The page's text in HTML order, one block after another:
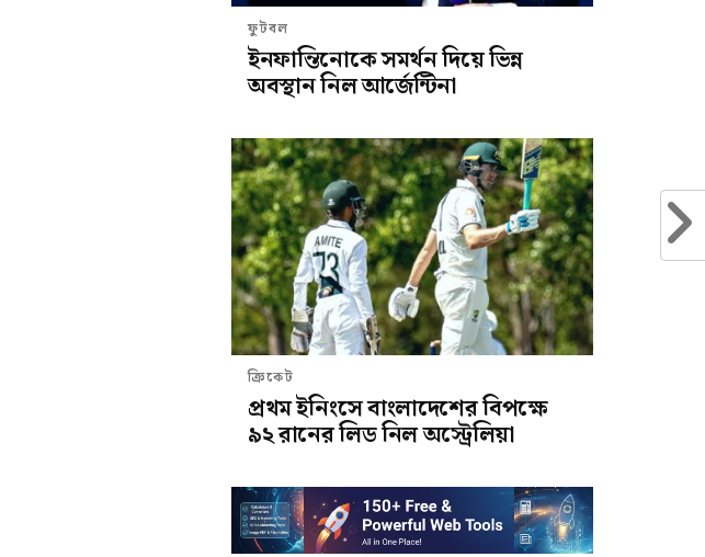
ফুটবল
ইনফান্তিনোকে সমর্থন দিয়ে ভিন্ন
অবস্থান নিল আর্জেন্টিনা
ক্রিকেট
প্রথম ইনিংসে বাংলাদেশের বিপক্ষে
৯২ রানের লিড নিল অস্ট্রেলিয়া